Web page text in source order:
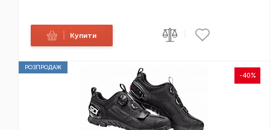
Купити
РОЗПРОДАЖ
-40%